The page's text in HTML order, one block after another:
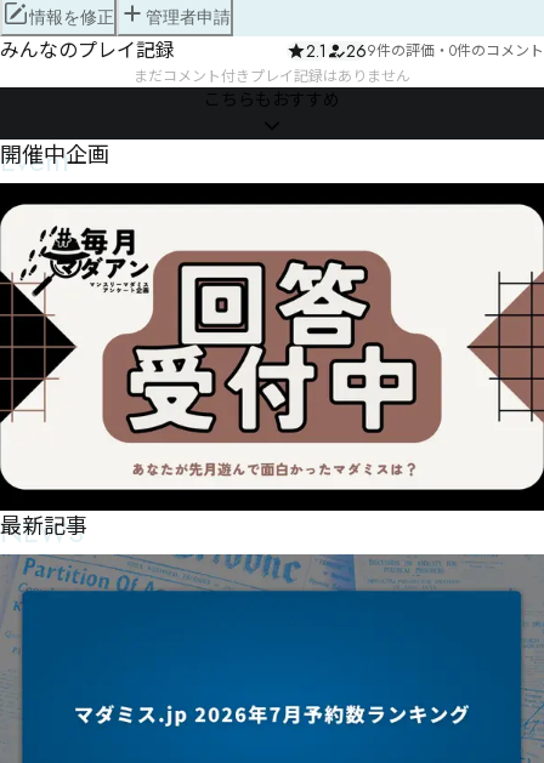
情報を修正 管理者申請
みんなのプレイ記録 2.1 269件の評価 ・ 0件のコメント
まだコメント付きプレイ記録はありません
こちらもおすすめ
Event
開催中企画
NEWS
最新記事